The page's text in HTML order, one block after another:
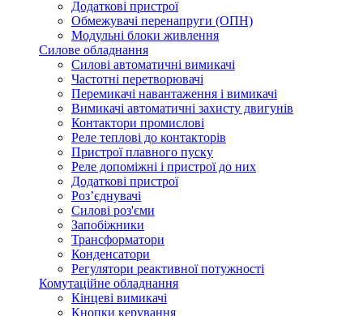
Додаткові пристрої
Обмежувачі перенапруги (ОПН)
Модульні блоки живлення
Силове обладнання
Силові автоматичні вимикачі
Частотні перетворювачі
Перемикачі навантаження і вимикачі
Вимикачі автоматичні захисту двигунів
Контактори промислові
Реле теплові до контакторів
Пристрої плавного пуску
Реле допоміжні і пристрої до них
Додаткові пристрої
Роз’єднувачі
Силові роз'єми
Запобіжники
Трансформатори
Конденсатори
Регулятори реактивної потужності
Комутаційне обладнання
Кінцеві вимикачі
Кнопки керування